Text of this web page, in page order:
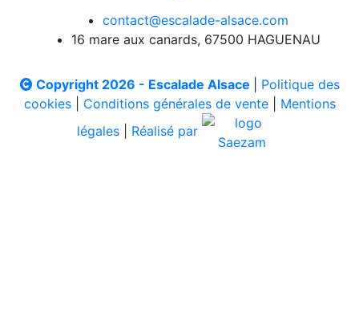
contact@escalade-alsace.com
16 mare aux canards, 67500 HAGUENAU
Copyright 2026 - Escalade Alsace
Politique des
cookies| Conditions générales de vente| Mentions
légales
Réalisé par